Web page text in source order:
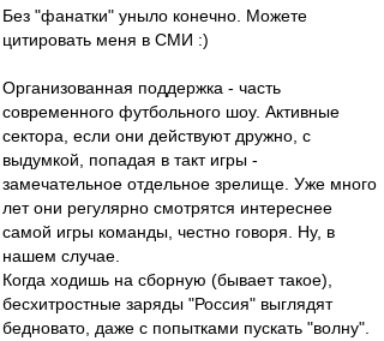
Без "фанатки" уныло конечно. Можете
цитировать меня в СМИ :)
Организованная поддержка - часть
современного футбольного шоу. Активные
сектора, если они действуют дружно, с
выдумкой, попадая в такт игры -
замечательное отдельное зрелище. Уже много
лет они регулярно смотрятся интереснее
самой игры команды, честно говоря. Ну, в
нашем случае.
Когда ходишь на сборную (бывает такое),
бесхитростные заряды "Россия" выглядят
бедновато, даже с попытками пускать "волну".